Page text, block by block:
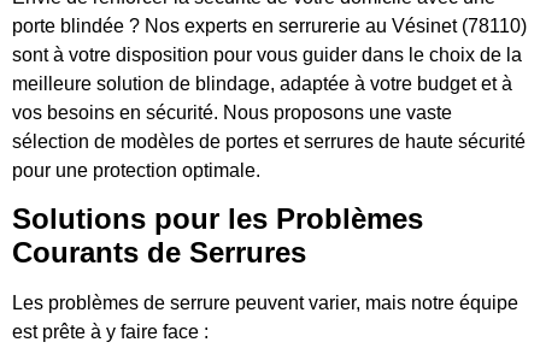
porte blindée ? Nos experts en serrurerie au Vésinet (78110)
sont à votre disposition pour vous guider dans le choix de la
meilleure solution de blindage, adaptée à votre budget et à
vos besoins en sécurité. Nous proposons une vaste
sélection de modèles de portes et serrures de haute sécurité
pour une protection optimale.
Solutions pour les Problèmes
Courants de Serrures
Les problèmes de serrure peuvent varier, mais notre équipe
est prête à y faire face :